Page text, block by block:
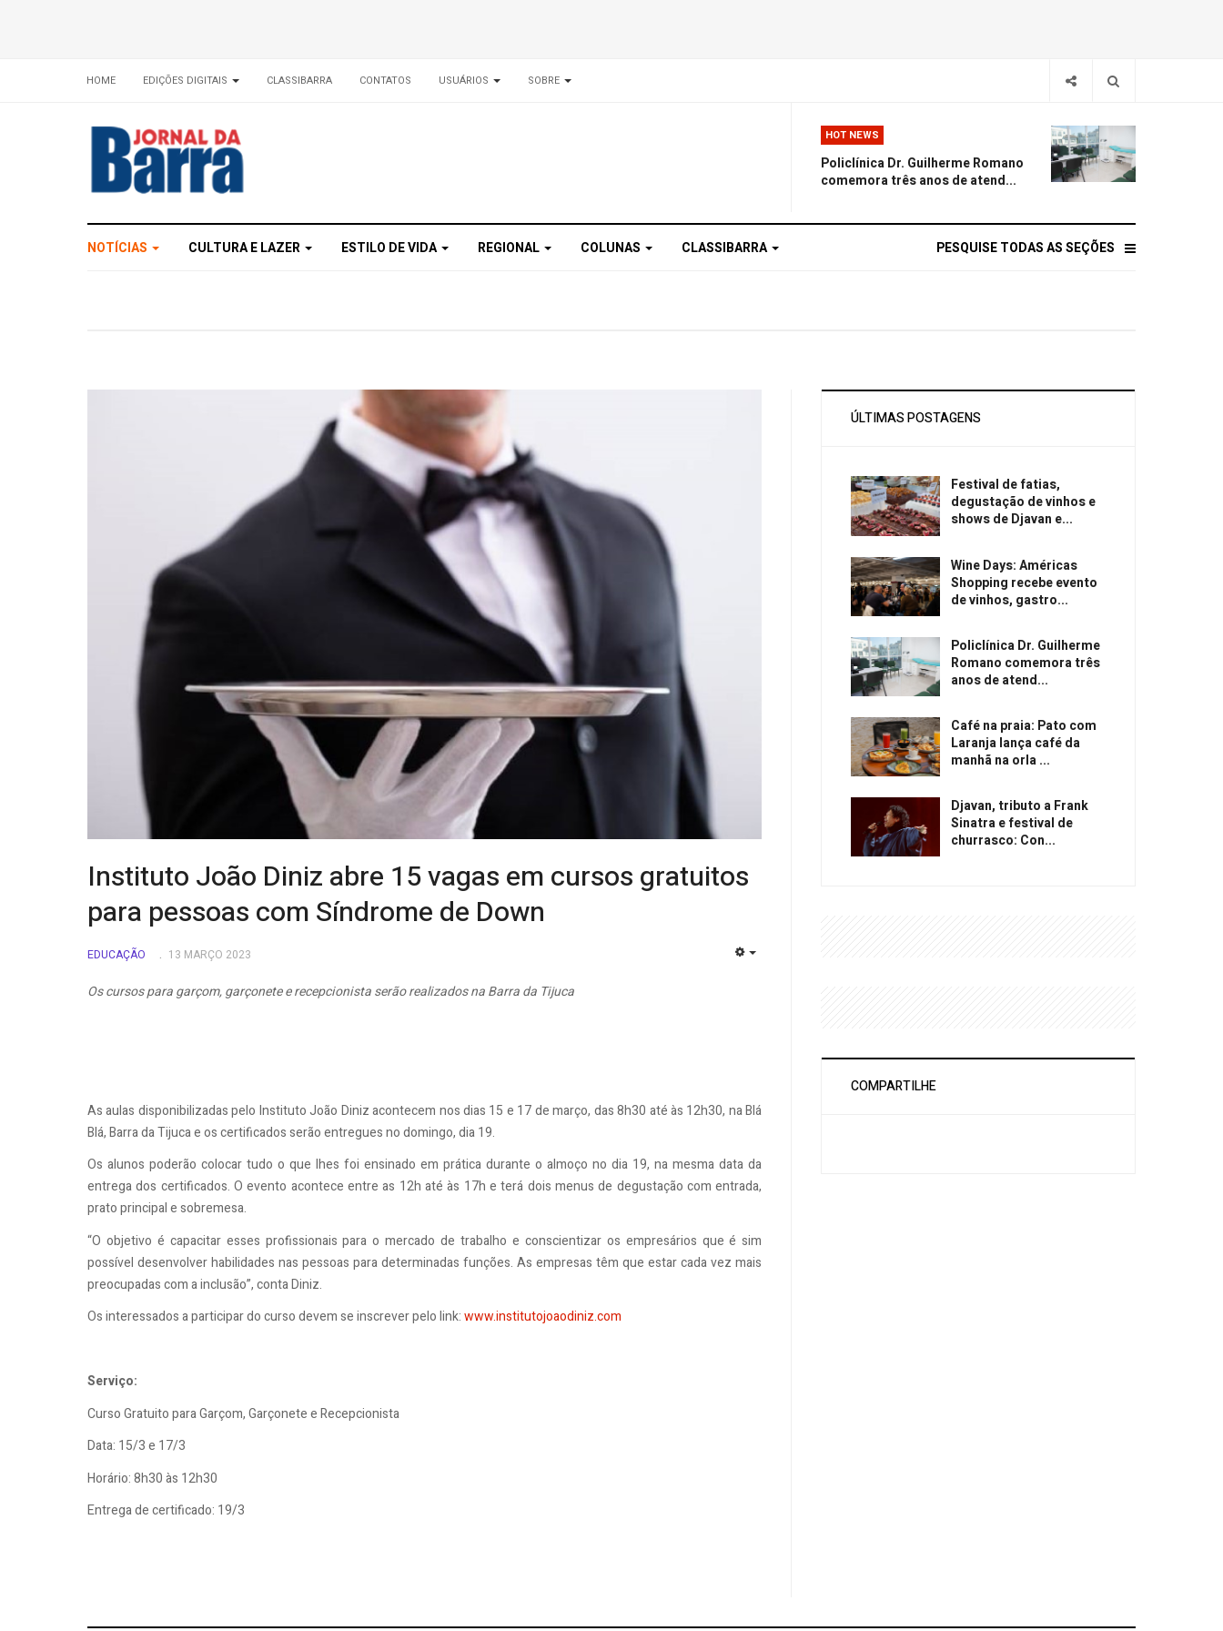
HOME EDIÇÕES DIGITAIS CLASSIBARRA CONTATOS USUÁRIOS SOBRE
HOT NEWS
Policlínica Dr. Guilherme Romano
comemora três anos de atend...
NOTÍCIAS CULTURA E LAZER ESTILO DE VIDA REGIONAL COLUNAS CLASSIBARRA PESQUISE TODAS AS SEÇÕES
Instituto João Diniz abre 15 vagas em cursos gratuitos
para pessoas com Síndrome de Down
EDUCAÇÃO 13 MARÇO 2023
Os cursos para garçom, garçonete e recepcionista serão realizados na Barra da Tijuca
As aulas disponibilizadas pelo Instituto João Diniz acontecem nos dias 15 e 17 de março, das 8h30 até às 12h30, na Blá
Blá, Barra da Tijuca e os certificados serão entregues no domingo, dia 19.
Os alunos poderão colocar tudo o que lhes foi ensinado em prática durante o almoço no dia 19, na mesma data da
entrega dos certificados. O evento acontece entre as 12h até às 17h e terá dois menus de degustação com entrada,
prato principal e sobremesa.
“O objetivo é capacitar esses profissionais para o mercado de trabalho e conscientizar os empresários que é sim
possível desenvolver habilidades nas pessoas para determinadas funções. As empresas têm que estar cada vez mais
preocupadas com a inclusão”, conta Diniz.
Os interessados a participar do curso devem se inscrever pelo link:www.institutojoaodiniz.com
Serviço:
Curso Gratuito para Garçom, Garçonete e Recepcionista
Data: 15/3 e 17/3
Horário: 8h30 às 12h30
Entrega de certificado: 19/3
ÚLTIMAS POSTAGENS
Festival de fatias,
degustação de vinhos e
shows de Djavan e...
Wine Days: Américas
Shopping recebe evento
de vinhos, gastro...
Policlínica Dr. Guilherme
Romano comemora três
anos de atend...
Café na praia: Pato com
Laranja lança café da
manhã na orla ...
Djavan, tributo a Frank
Sinatra e festival de
churrasco: Con...
COMPARTILHE